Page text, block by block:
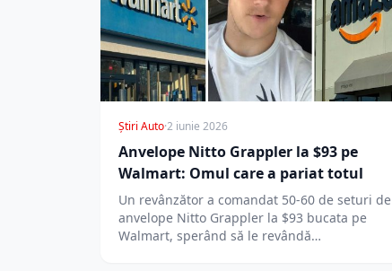
Știri Auto·2 iunie 2026
Anvelope Nitto Grappler la $93 pe
Walmart: Omul care a pariat totul
Un revânzător a comandat 50-60 de seturi de
anvelope Nitto Grappler la $93 bucata pe
Walmart, sperând să le revândă…